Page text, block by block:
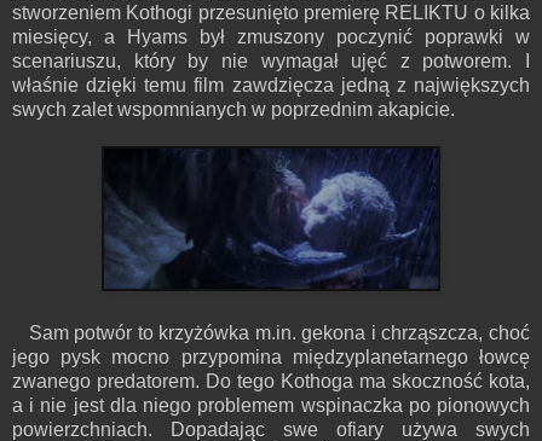
stworzeniem Kothogi przesunięto premierę RELIKTU o kilka
miesięcy, a Hyams był zmuszony poczynić poprawki w
scenariuszu, który by nie wymagał ujęć z potworem. I
właśnie dzięki temu film zawdzięcza jedną z największych
swych zalet wspomnianych w poprzednim akapicie.
Sam potwór to krzyżówka m.in. gekona i chrząszcza, choć
jego pysk mocno przypomina międzyplanetarnego łowcę
zwanego predatorem. Do tego Kothoga ma skoczność kota,
a i nie jest dla niego problemem wspinaczka po pionowych
powierzchniach. Dopadając swe ofiary używa swych